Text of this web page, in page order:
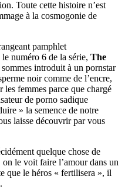
Toute cette histoire n’est
à la cosmogonie de
pamphlet
le numéro 6 de la série, The
sommes introduit à un pornstar
noir comme de l’encre,
femmes parce que chargé
de porno sadique
» la semence de notre
laisse découvrir par vous
quelque chose de
le voit faire l’amour dans un
que le héros « fertilisera », il